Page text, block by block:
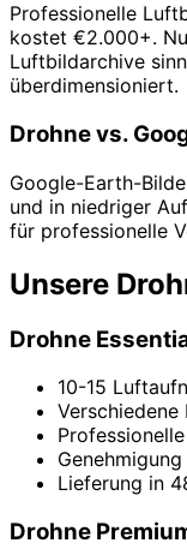
Professionelle
kostet €2.000+.
Luftbildarchive
überdimensioniert.
Drohne vs.
Google-Earth-
und in niedriger
für professionelle
Unsere
Drohne
10-15
Lieferung in
Drohne